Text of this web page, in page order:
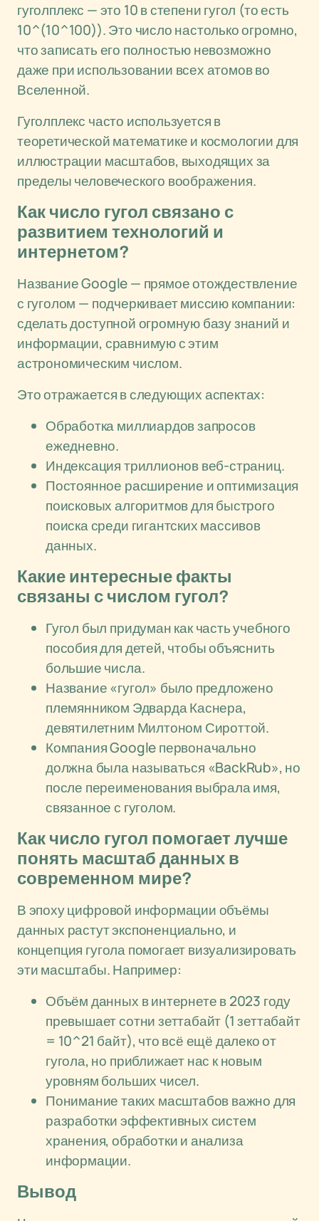
гуголплекс — это 10 в степени гугол (то есть
10^(10^100)). Это число настолько огромно,
что записать его полностью невозможно
даже при использовании всех атомов во
Вселенной.
Гуголплекс часто используется в
теоретической математике и космологии для
иллюстрации масштабов, выходящих за
пределы человеческого воображения.
Как число гугол связано с
развитием технологий и
интернетом?
Название Google — прямое отождествление
с гуголом — подчеркивает миссию компании:
сделать доступной огромную базу знаний и
информации, сравнимую с этим
астрономическим числом.
Это отражается в следующих аспектах:
Обработка миллиардов запросов
ежедневно.
Индексация триллионов веб-страниц.
Постоянное расширение и оптимизация
поисковых алгоритмов для быстрого
поиска среди гигантских массивов
данных.
Какие интересные факты
связаны с числом гугол?
Гугол был придуман как часть учебного
пособия для детей, чтобы объяснить
большие числа.
Название «гугол» было предложено
племянником Эдварда Каснера,
девятилетним Милтоном Сироттой.
Компания Google первоначально
должна была называться «BackRub», но
после переименования выбрала имя,
связанное с гуголом.
Как число гугол помогает лучше
понять масштаб данных в
современном мире?
В эпоху цифровой информации объёмы
данных растут экспоненциально, и
концепция гугола помогает визуализировать
эти масштабы. Например:
Объём данных в интернете в 2023 году
превышает сотни зеттабайт (1 зеттабайт
= 10^21 байт), что всё ещё далеко от
гугола, но приближает нас к новым
уровням больших чисел.
Понимание таких масштабов важно для
разработки эффективных систем
хранения, обработки и анализа
информации.
Вывод